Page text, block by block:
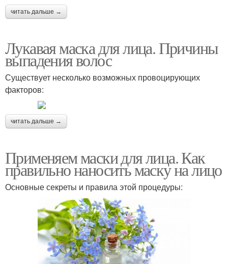
читать дальше →
Лукавая маска для лица. Причины
выпадения волос
Существует несколько возможных провоцирующих
факторов:
читать дальше →
Применяем маски для лица. Как
правильно наносить маску на лицо
Основные секреты и правила этой процедуры: